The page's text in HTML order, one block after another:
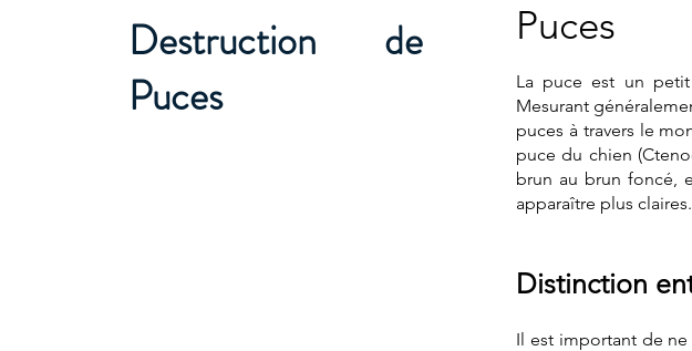
Destruction de
Puces
Puces
La puce est un petit
Mesurant
puces à travers le
puce du chien
brun au brun foncé,
apparaître plus claires.
Distinction
Il est important de